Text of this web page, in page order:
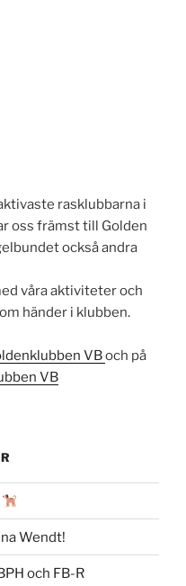
rasklubbarna i
oss främst till Golden
också andra
våra aktiviteter och
händer i klubben.
VBoch på
VB
Wendt!
och FB-R